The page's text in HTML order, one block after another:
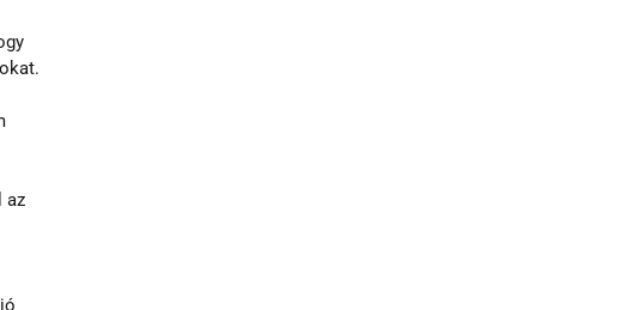
az